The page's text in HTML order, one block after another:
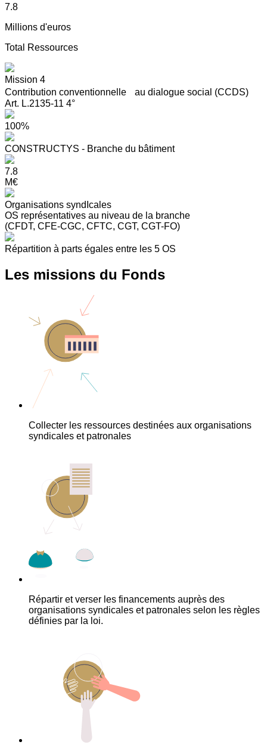
7.8
Millions d'euros
Total Ressources
Mission 4
Contribution conventionnelle au dialogue social (CCDS)
Art. L.2135-11 4°
100%
CONSTRUCTYS - Branche du bâtiment
7.8
M€
Organisations syndIcales
OS représentatives au niveau de la branche
(CFDT, CFE-CGC, CFTC, CGT, CGT-FO)
Répartition à parts égales entre les 5 OS
Les missions du Fonds
Collecter les ressources destinées aux organisations
syndicales et patronales
Répartir et verser les financements auprès des
organisations syndicales et patronales selon les règles
définies par la loi.